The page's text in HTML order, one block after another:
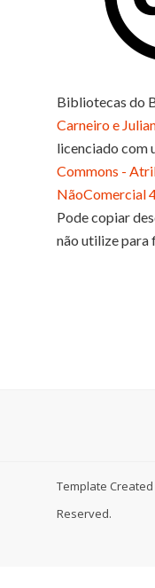
Bibliotecas do
Carneiro e
licenciado com
Commons -
NãoComercial
Pode copiar
não utilize para
Template Created
Reserved.